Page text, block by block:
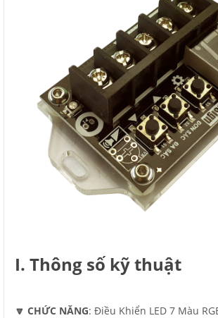
I. Thông số kỹ thuật
🔽 CHỨC NĂNG: Điều Khiển LED 7 Màu